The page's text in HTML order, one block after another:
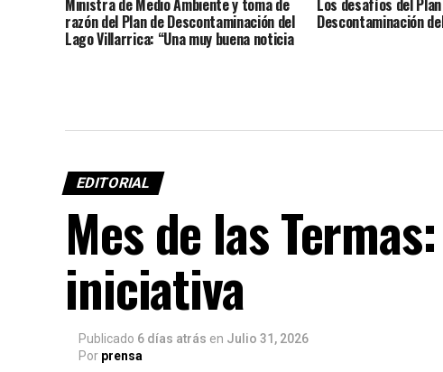
Ministra de Medio Ambiente y toma de
razón del Plan de Descontaminación del
Lago Villarrica: “Una muy buena noticia
Los desafíos del
Descontaminación
EDITORIAL
Mes de las
iniciativa
Publicado 6 días atrás en Julio 31, 2026
Por prensa